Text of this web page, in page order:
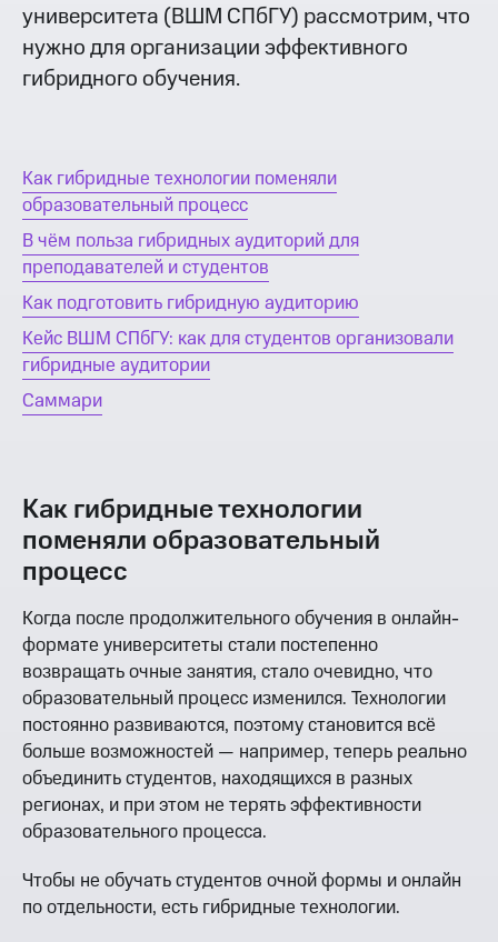
университета (ВШМ СПбГУ) рассмотрим, что
нужно для организации эффективного
гибридного обучения.
Как гибридные технологии поменяли
образовательный процесс
В чём польза гибридных аудиторий для
преподавателей и студентов
Как подготовить гибридную аудиторию
Кейс ВШМ СПбГУ: как для студентов организовали
гибридные аудитории
Саммари
Как гибридные технологии
поменяли образовательный
процесс
Когда после продолжительного обучения в онлайн-
формате университеты стали постепенно
возвращать очные занятия, стало очевидно, что
образовательный процесс изменился. Технологии
постоянно развиваются, поэтому становится всё
больше возможностей — например, теперь реально
объединить студентов, находящихся в разных
регионах, и при этом не терять эффективности
образовательного процесса.
Чтобы не обучать студентов очной формы и онлайн
по отдельности, есть гибридные технологии.